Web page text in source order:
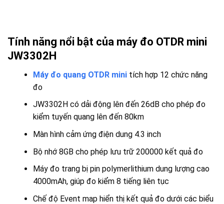
Tính năng nổi bật của máy đo OTDR mini
JW3302H
Máy đo quang OTDR minitích hợp 12 chức năng
đo
JW3302H có dải động lên đến 26dB cho phép đo
kiểm tuyến quang lên đến 80km
Màn hình cảm ứng điện dung 4.3 inch
Bộ nhớ 8GB cho phép lưu trữ 200000 kết quả đo
Máy đo trang bị pin polymerlithium dung lượng cao
4000mAh, giúp đo kiểm 8 tiếng liên tục
Chế độ Event map hiển thị kết quả đo dưới các biểu